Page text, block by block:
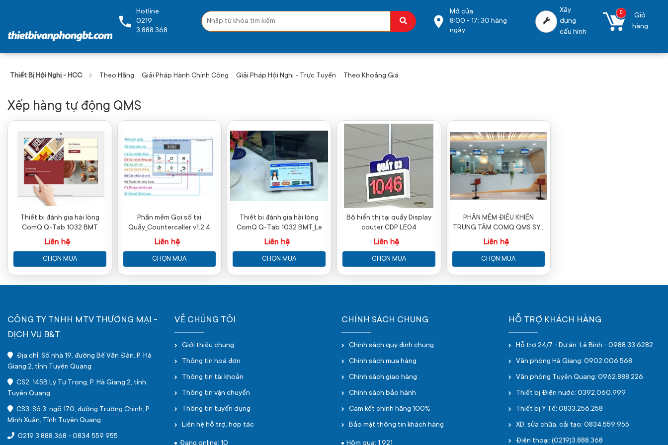
Hotline
0219
3.888.368
Mở cửa
8:00 - 17: 30 hàng
ngày
Xây
dựng
cấu hình
0
Giỏ
hàng
Thiết Bị Hội Nghị - HCC Theo Hãng Giải Pháp Hành Chính Công Giải Pháp Hội Nghị - Trực Tuyến Theo Khoảng Giá
Xếp hàng tự động QMS
Thiết bị đánh gia hài lòng
ComQ Q-Tab 1032 BMT
Liên hệ
CHỌN MUA
Phần mềm Gọi số tại
Quầy_Countercaller v1.2.4
Liên hệ
CHỌN MUA
Thiết bị đánh gia hài lòng
ComQ Q-Tab 1032 BMT_Le
Liên hệ
CHỌN MUA
Bộ hiển thị tại quầy Display
couter CDP LE04
Liên hệ
CHỌN MUA
PHẦN MỀM ĐIỀU KHIỂN
TRUNG TÂM COMQ QMS SYS
BackOffice
Liên hệ
CHỌN MUA
CÔNG TY TNHH MTV THƯƠNG MẠI -
DỊCH VỤ B&T
Địa chỉ: Số nhà 19, đường Bế Văn Đàn, P. Hà
Giang 2, tỉnh Tuyên Quang
CS2: 145B Lý Tự Trọng, P. Hà Giang 2, tỉnh
Tuyên Quang
CS3: Số 3, ngõ 170, đường Trường Chinh, P.
Minh Xuân, Tỉnh Tuyên Quang
0219 3.888.368 - 0834 559 955
VỀ CHÚNG TÔI
Giới thiệu chung
Thông tin hoá đơn
Thông tin tài khoản
Thông tin vận chuyển
Thông tin tuyển dụng
Liên hệ hỗ trợ, hợp tác
CHÍNH SÁCH CHUNG
Chính sách quy định chung
Chính sách mua hàng
Chính sách giao hàng
Chính sách bảo hành
Cam kết chính hãng 100%
Bảo mật thông tin khách hàng
HỖ TRỢ KHÁCH HÀNG
Hỗ trợ 24/7 - Dự án: Lê Bình - 0988.33.6282
Văn phòng Hà Giang: 0902.006.568
Văn phòng Tuyên Quang: 0962.888.226
Thiết bị Điện nước: 0392.060.999
Thiết bị Y Tế: 0833.256.258
XD, sửa chữa, cải tạo: 0834.559.955
Điện thoại: (0219)3.888.368